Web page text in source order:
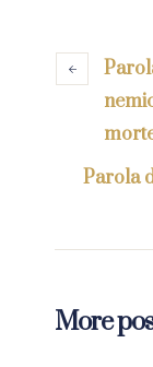
Parola
More